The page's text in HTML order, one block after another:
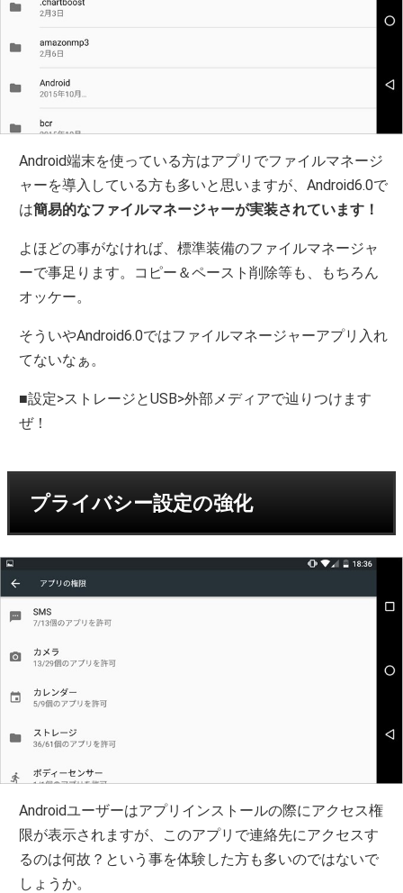
Android端末を使っている方はアプリでファイルマネージ
ャーを導入している方も多いと思いますが、Android6.0で
は簡易的なファイルマネージャーが実装されています！
よほどの事がなければ、標準装備のファイルマネージャ
ーで事足ります。コピー＆ペースト削除等も、もちろん
オッケー。
そういやAndroid6.0ではファイルマネージャーアプリ入れ
てないなぁ。
■設定>ストレージとUSB>外部メディアで辿りつけます
ぜ！
プライバシー設定の強化
Androidユーザーはアプリインストールの際にアクセス権
限が表示されますが、このアプリで連絡先にアクセスす
るのは何故？という事を体験した方も多いのではないで
しょうか。